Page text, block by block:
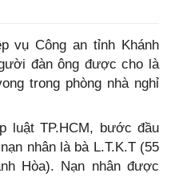
vụ Công an tỉnh Khánh
đàn ông được cho là
trong phòng nhà nghỉ
luật TP.HCM, bước đầu
nhân là bà L.T.K.T (55
Hòa). Nạn nhân được